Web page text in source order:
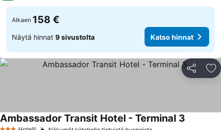
Alkaen 158 €
Näytä hinnat 9 sivustolta Katso hinnat
Jaa
Ambassador Transit Hotel - Terminal 3